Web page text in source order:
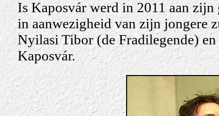
Is Kaposvár werd in 2011 aan
in aanwezigheid van zijn jongere
Nyilasi Tibor (de Fradilegende)
Kaposvár.